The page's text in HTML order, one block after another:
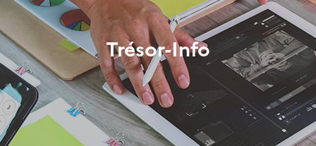
Trésor-Info